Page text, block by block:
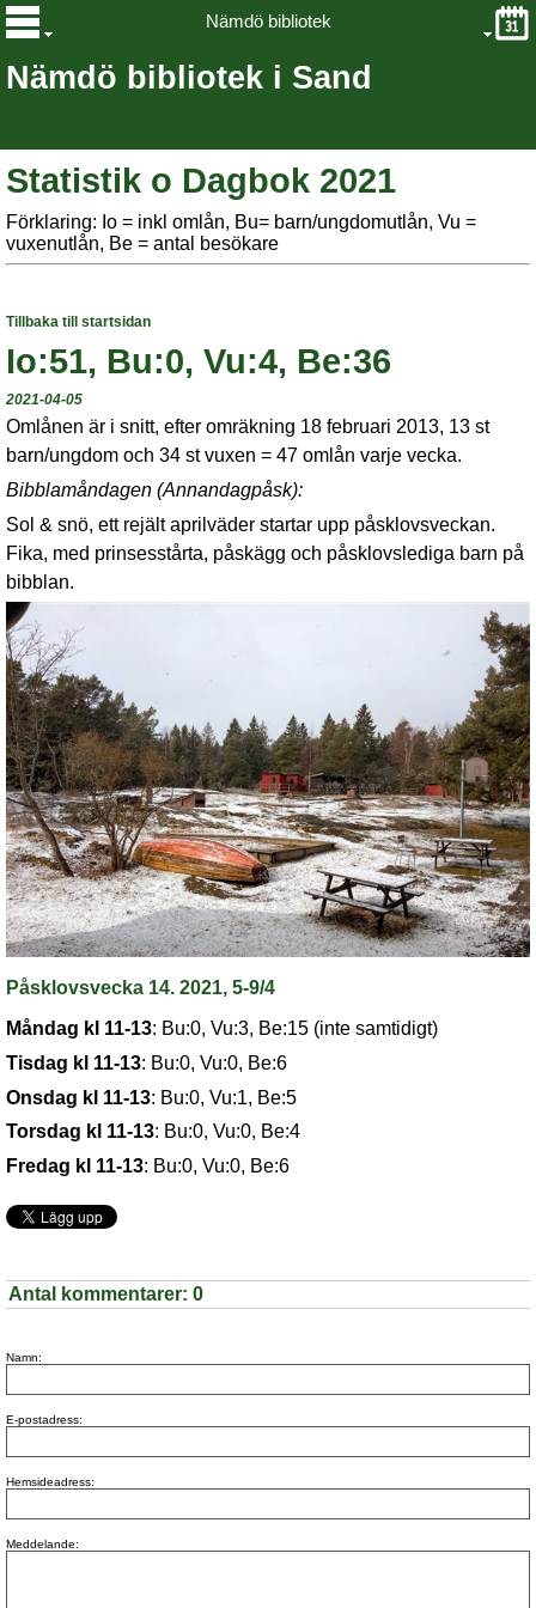
Nämdö bibliotek i Sand
Nämdö bibliotek
Statistik o Dagbok 2021
Förklaring: Io = inkl omlån, Bu= barn/ungdomutlån, Vu =
vuxenutlån, Be = antal besökare
Tillbaka till startsidan
Io:51, Bu:0, Vu:4, Be:36
2021-04-05
Omlånen är i snitt, efter omräkning 18 februari 2013, 13 st
barn/ungdom och 34 st vuxen = 47 omlån varje vecka.
Bibblamåndagen (Annandagpåsk):
Sol & snö, ett rejält aprilväder startar upp påsklovsveckan.
Fika, med prinsesstårta, påskägg och påsklovslediga barn på
bibblan.
Påsklovsvecka 14. 2021, 5-9/4
Måndag kl 11-13: Bu:0, Vu:3, Be:15 (inte samtidigt)
Tisdag kl 11-13: Bu:0, Vu:0, Be:6
Onsdag kl 11-13: Bu:0, Vu:1, Be:5
Torsdag kl 11-13: Bu:0, Vu:0, Be:4
Fredag kl 11-13: Bu:0, Vu:0, Be:6
Antal kommentarer: 0
Namn:
E-postadress:
Hemsideadress:
Meddelande: